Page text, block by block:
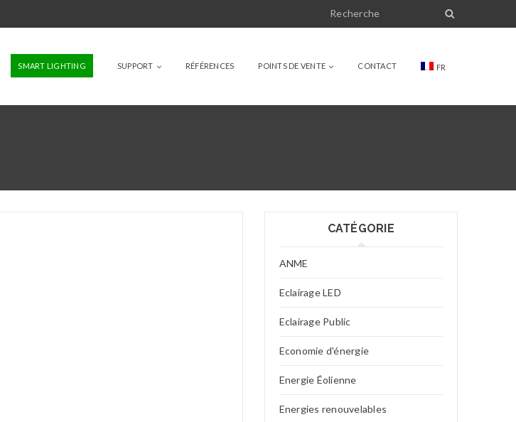
SMART LIGHTING SUPPORT RÉFÉRENCES POINTS DE VENTE CONTACT FR
CATÉGORIE
ANME
Eclairage LED
Eclairage Public
Economie d'énergie
Energie Éolienne
Energies renouvelables